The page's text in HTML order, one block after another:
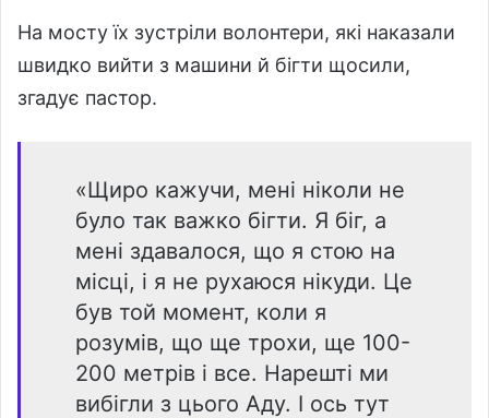
На мосту їх зустріли волонтери, які наказали
швидко вийти з машини й бігти щосили,
згадує пастор.
«Щиро кажучи, мені ніколи не
було так важко бігти. Я біг, а
мені здавалося, що я стою на
місці, і я не рухаюся нікуди. Це
був той момент, коли я
розумів, що ще трохи, ще 100-
200 метрів і все. Нарешті ми
вибігли з цього Аду. І ось тут